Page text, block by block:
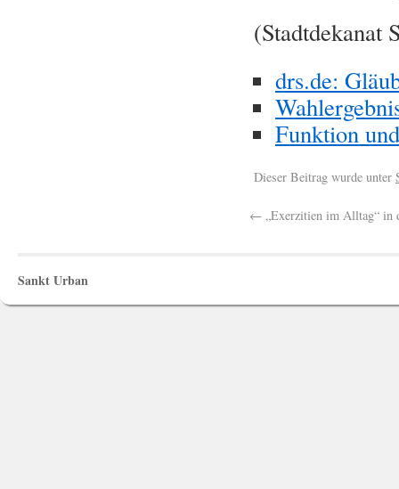
(Stadtdekanat
drs.de:
Funktion
Dieser Beitrag wurde unter
← „Exerzitien im Alltag“ in
Sankt Urban